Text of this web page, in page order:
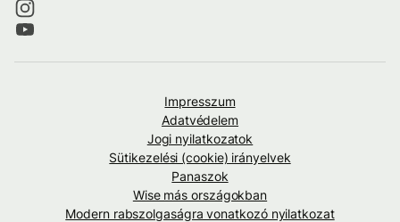
Impresszum
Adatvédelem
Jogi nyilatkozatok
Sütikezelési (cookie) irányelvek
Panaszok
Wise más országokban
Modern rabszolgaságra vonatkozó nyilatkozat